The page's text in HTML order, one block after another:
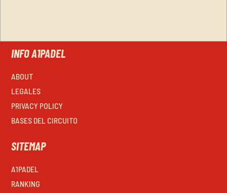
INFO A1PADEL
ABOUT
LEGALES
PRIVACY POLICY
BASES DEL CIRCUITO
SITEMAP
A1PADEL
RANKING